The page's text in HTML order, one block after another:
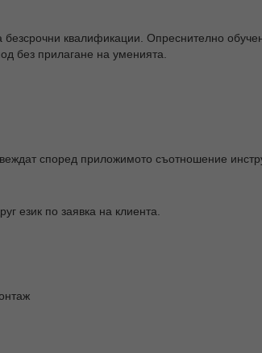
квалификации. Опреснително
без прилагане на уменията.
според приложимото съотношение
език по заявка на клиента.